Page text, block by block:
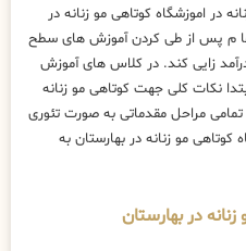
در اموزشگاه کوتاهی مو زنانه در
م پس از طی کردن آموزش های سطح
زایی کند. در کلاس های آموزش
نکات کلی جهت کوتاهی مو زنانه
مراحل مقدماتی به صورت تئوری
مو زنانه در بهارستان به
در بهارستان